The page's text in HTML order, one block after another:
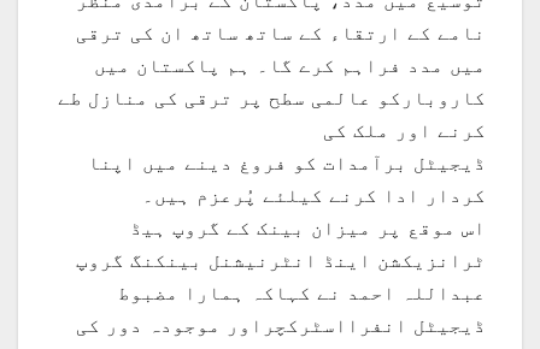
نامے کے ارتقاء کے ساتھ ساتھ ان کی ترقی
میں مدد فراہم کرے گا۔ ہم پاکستان میں
کاروبارکو عالمی سطح پر ترقی کی منازل طے
کرنے اور ملک کی
ڈیجیٹل برآمدات کو فروغ دینے میں اپنا
کردار ادا کرنے کیلئے پُرعزم ہیں۔
اس موقع پر میزان بینک کے گروپ ہیڈ
ٹرانزیکشن اینڈ انٹرنیشنل بینکنگ گروپ
عبداللہ احمد نے کہاکہ ہمارا مضبوط
ڈیجیٹل انفرااسٹرکچراور موجودہ دور کی